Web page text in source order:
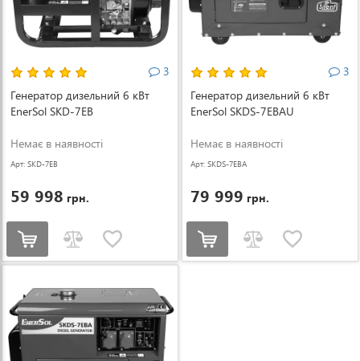
3
Генератор дизельний 6 кВт
EnerSol SKD-7EB
Немає в наявності
Арт: SKD-7EB
59 998 грн.
3
Генератор дизельний 6 кВт
EnerSol SKDS-7EBAU
Немає в наявності
Арт: SKDS-7EBA
79 999 грн.